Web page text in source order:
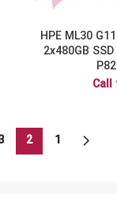
HPE ML30
2x480GB
Call
1
2